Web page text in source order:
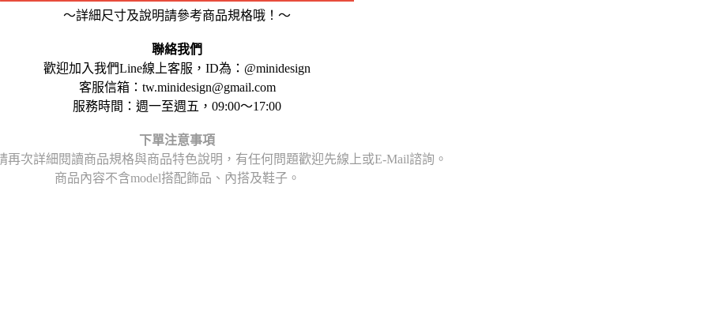
～詳細尺寸及說明請參考商品規格哦！～
聯絡我們
歡迎加入我們Line線上客服，ID為：@minidesign
客服信箱：tw.minidesign@gmail.com
服務時間：週一至週五，09:00～17:00
下單注意事項
再次詳細閱讀商品規格與商品特色說明， 有任何問題歡迎先線上或E-Mail諮詢。
商品內容不含model搭配飾品、內搭及鞋子。